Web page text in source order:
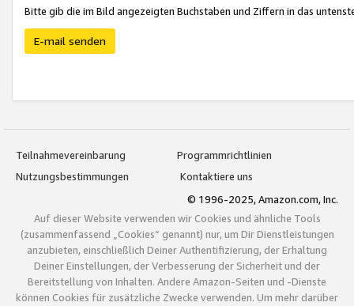
Bitte gib die im Bild angezeigten Buchstaben und Ziffern in das
E-mail senden
Teilnahmevereinbarung
Programmrichtlinien
Nutzungsbestimmungen
Kontaktiere uns
© 1996-2025, Amazon.com, Inc.
Auf dieser Website verwenden wir Cookies und ähnliche Tools
(zusammenfassend „Cookies“ genannt) nur, um Dir Dienstleistungen
anzubieten, einschließlich Deiner Authentifizierung, der Erhaltung
Deiner Einstellungen, der Verbesserung der Sicherheit und der
Bereitstellung von Inhalten. Andere Amazon-Seiten und -Dienste
können Cookies für zusätzliche Zwecke verwenden. Um mehr darüber